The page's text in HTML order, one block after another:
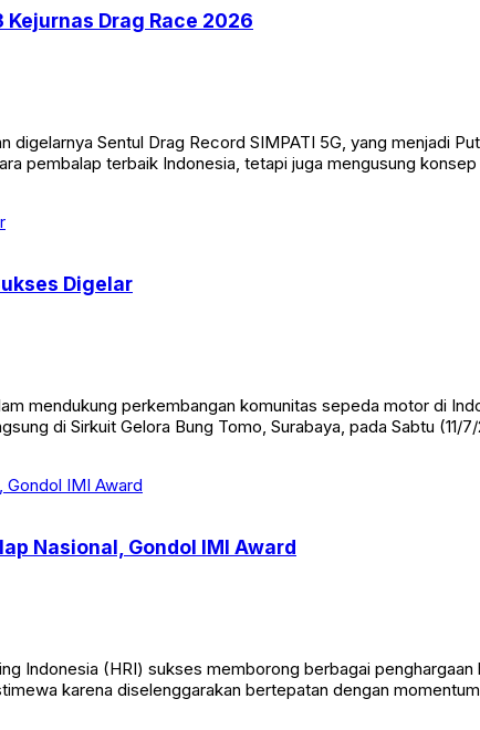
Kejurnas Drag Race 2026
Sentul Drag Record SIMPATI 5G, yang menjadi
pembalap terbaik Indonesia, tetapi juga mengusung
Digelar
mendukung perkembangan komunitas sepeda motor di
di Sirkuit Gelora Bung Tomo, Surabaya, pada Sabtu
Nasional, Gondol IMI Award
Indonesia (HRI) sukses memborong berbagai
karena diselenggarakan bertepatan dengan